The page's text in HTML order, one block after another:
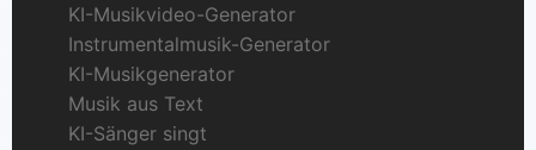
KI-Musikvideo-Generator
Instrumentalmusik-Generator
KI-Musikgenerator
Musik aus Text
KI-Sänger singt